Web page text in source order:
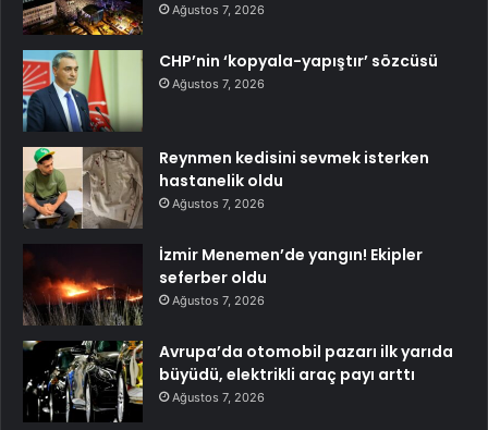
Ağustos 7, 2026
CHP’nin ‘kopyala-yapıştır’ sözcüsü
Ağustos 7, 2026
Reynmen kedisini sevmek isterken
hastanelik oldu
Ağustos 7, 2026
İzmir Menemen’de yangın! Ekipler
seferber oldu
Ağustos 7, 2026
Avrupa’da otomobil pazarı ilk yarıda
büyüdü, elektrikli araç payı arttı
Ağustos 7, 2026